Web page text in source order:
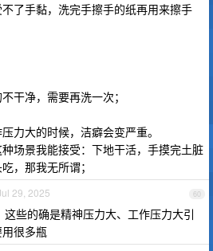
了手黏，洗完手擦手的纸再用来擦手
干净，需要再洗一次；
力大的时候，洁癖会变严重。
场景我能接受：下地干活，手摸完土脏
，那我无所谓；
60
29, 2025
这些的确是精神压力大、工作压力大引
很多瓶